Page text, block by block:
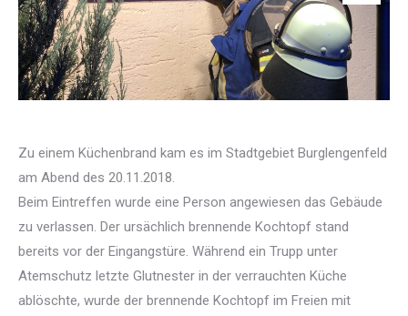
Zu einem Küchenbrand kam es im Stadtgebiet Burglengenfeld
am Abend des 20.11.2018.
Beim Eintreffen wurde eine Person angewiesen das Gebäude
zu verlassen. Der ursächlich brennende Kochtopf stand
bereits vor der Eingangstüre. Während ein Trupp unter
Atemschutz letzte Glutnester in der verrauchten Küche
ablöschte, wurde der brennende Kochtopf im Freien mit